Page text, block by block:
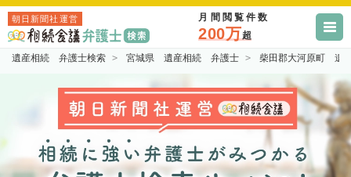
朝日新聞社運営 月間閲覧件数
200万超
遺産相続 弁護士検索 宮城県 遺産相続 弁護士 柴田郡大河原町 遺